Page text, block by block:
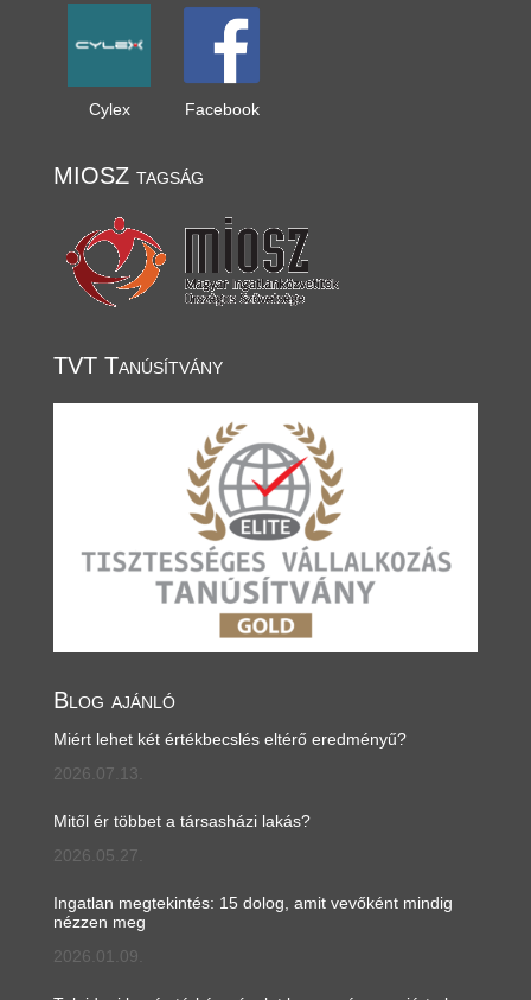
Cylex Facebook
MIOSZ tagság
TVT Tanúsítvány
Blog ajánló
Miért lehet két értékbecslés eltérő eredményű?
2026.07.13.
Mitől ér többet a társasházi lakás?
2026.05.27.
Ingatlan megtekintés: 15 dolog, amit vevőként mindig
nézzen meg
2026.01.09.